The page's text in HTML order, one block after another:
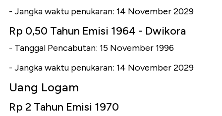
- Jangka waktu penukaran: 14 November 2029
Rp 0,50 Tahun Emisi 1964 - Dwikora
- Tanggal Pencabutan: 15 November 1996
- Jangka waktu penukaran: 14 November 2029
Uang Logam
Rp 2 Tahun Emisi 1970